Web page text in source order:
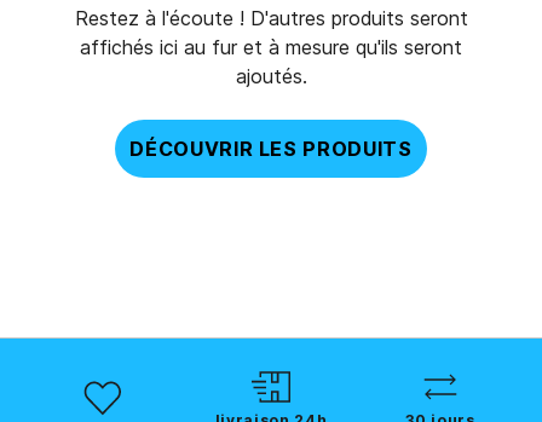
Restez à l'écoute ! D'autres produits seront
affichés ici au fur et à mesure qu'ils seront
ajoutés.
DÉCOUVRIR LES PRODUITS